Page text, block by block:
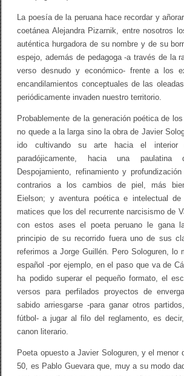
La poesía de la peruana hace recordar y
coetánea Alejandra Pizarnik, entre nosotros
auténtica hurgadora de su nombre y de su
espejo, además de pedagoga -a través de la
verso desnudo y económico- frente a los
encandilamientos conceptuales de las
periódicamente invaden nuestro territorio.
Probablemente de la generación poética de
no quede a la larga sino la obra de Javier
ido cultivando su arte hacia el
paradójicamente, hacia una paulatina
Despojamiento, refinamiento y
contrarios a los cambios de piel, más
Eielson; y aventura poética e intelectual
matices que los del recurrente narcisismo de
con estos ases el poeta peruano le gana
principio de su recorrido fuera uno de sus
referimos a Jorge Guillén. Pero Sologuren, lo
español -por ejemplo, en el paso que va de
ha podido superar el pequeño formato, el
versos para perfilados proyectos de
sabido arriesgarse -para ganar otros
fútbol- a jugar al filo del reglamento, es
canon literario.
Poeta opuesto a Javier Sologuren, y el menor
50, es Pablo Guevara que, muy a su modo